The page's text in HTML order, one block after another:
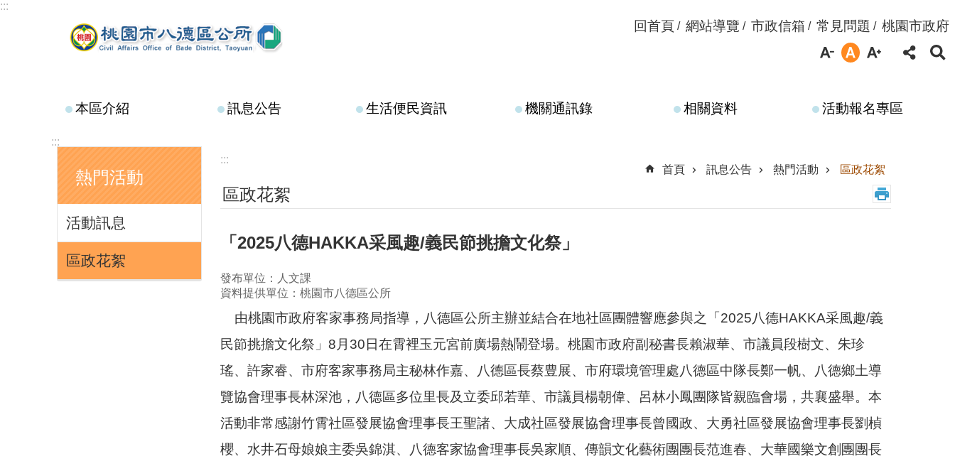
跳到主要內容區塊
:::
回首頁 網站導覽 市政信箱 常見問題 桃園市政府
本區介紹 訊息公告 生活便民資訊 機關通訊錄 相關資料 活動報名專區
:::
熱門活動
活動訊息
區政花絮
:::
首頁
訊息公告 熱門活動 區政花絮
區政花絮
「2025八德HAKKA采風趣/義民節挑擔文化祭」
發布單位：人文課
資料提供單位：桃園市八德區公所
由桃園市政府客家事務局指導，八德區公所主辦並結合在地社區團體響應參與之「2025八德HAKKA采風趣/義
民節挑擔文化祭」8月30日在霄裡玉元宮前廣場熱鬧登場。桃園市政府副秘書長賴淑華、市議員段樹文、朱珍
瑤、許家睿、市府客家事務局主秘林作嘉、八德區長蔡豊展、市府環境管理處八德區中隊長鄭一帆、八德鄉土導
覽協會理事長林深池，八德區多位里長及立委邱若華、市議員楊朝偉、呂林小鳳團隊皆親臨會場，共襄盛舉。本
活動非常感謝竹霄社區發展協會理事長王聖諸、大成社區發展協會理事長曾國政、大勇社區發展協會理事長劉楨
櫻、水井石母娘娘主委吳錦淇、八德客家協會理事長吳家順、傳韻文化藝術團團長范進春、大華國樂文創團團長